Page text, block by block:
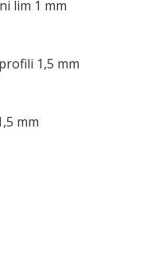
lim 1 mm
1,5 mm
mm